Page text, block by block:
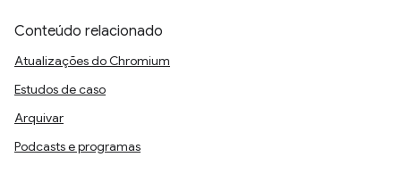
Conteúdo relacionado
Atualizações do Chromium
Estudos de caso
Arquivar
Podcasts e programas